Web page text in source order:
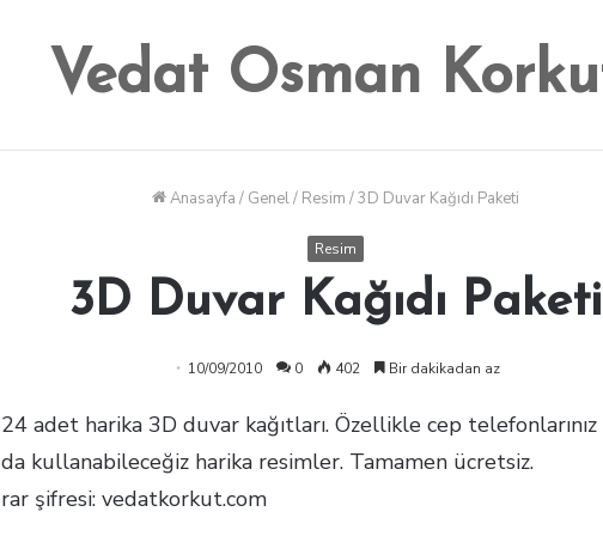
Vedat Osman
Anasayfa / Genel/ Resim /3D Duvar Kağıdı Paketi
Resim
3D Duvar Kağıdı Paketi
10/09/2010 0 402 Bir dakikadan az
24 adet harika 3D duvar kağıtları. Özellikle cep telefonlarınız
da kullanabileceğiz harika resimler. Tamamen ücretsiz.
rar şifresi: vedatkorkut.com